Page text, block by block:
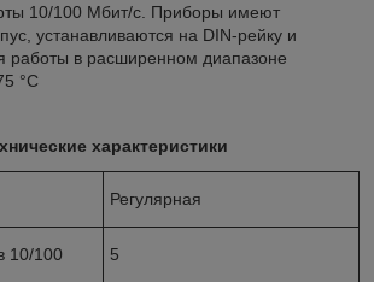
10/100 Мбит/с. Приборы имеют
устанавливаются на DIN-рейку и
работы в расширенном диапазоне
°С
характеристики
Регулярная
10/100
5